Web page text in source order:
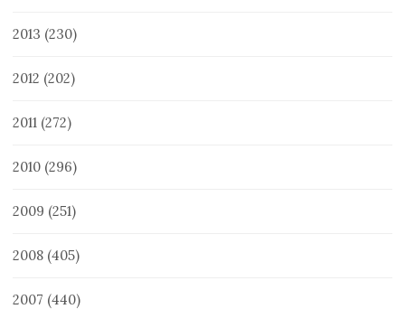
2013 (230)
2012 (202)
2011 (272)
2010 (296)
2009 (251)
2008 (405)
2007 (440)